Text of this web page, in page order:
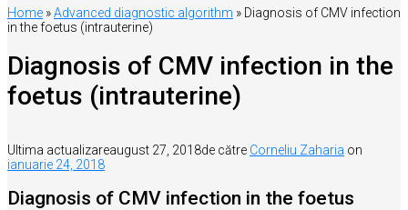
Home »Advanced diagnostic algorithm » Diagnosis of CMV infection
in the foetus (intrauterine)
Diagnosis of CMV infection in the
foetus (intrauterine)
Ultima actualizareaugust 27, 2018de către Corneliu Zaharia on
ianuarie 24, 2018
Diagnosis of CMV infection in the foetus